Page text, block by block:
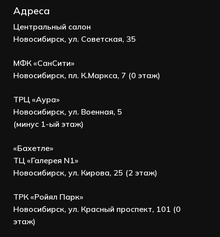
Адреса
Центральный салон
Новосибирск, ул. Советская, 35
МФК «СанСити»
Новосибирск, пл. К.Маркса, 7 (0 этаж)
ТРЦ «Аура»
Новосибирск, ул. Военная, 5
(минус 1-ый этаж)
«Бахетле»
ТЦ «Галерея N1»
Новосибирск, ул. Кирова, 25 (2 этаж)
ТРК «Ройял Парк»
Новосибирск, ул. Красный проспект, 101 (0
этаж)